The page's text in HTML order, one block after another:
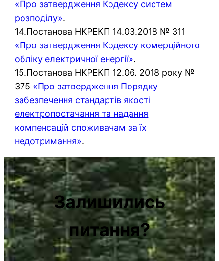
«Про затвердження Кодексу систем
розподілу».
14.Постанова НКРЕКП 14.03.2018 № 311
«Про затвердження Кодексу комерційного
обліку електричної енергії».
15.Постанова НКРЕКП 12.06. 2018 року №
375 «Про затвердження Порядку
забезпечення стандартів якості
електропостачання та надання
компенсацій споживачам за їх
недотримання».
Залишились
питання?